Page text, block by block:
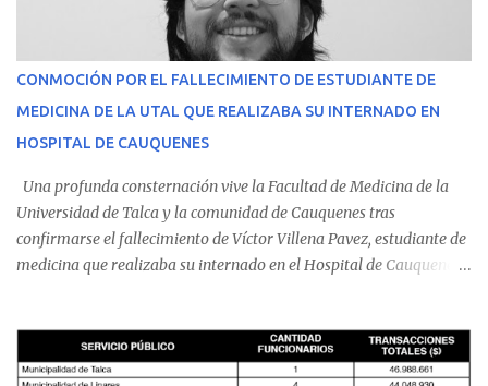
CONMOCIÓN POR EL FALLECIMIENTO DE ESTUDIANTE DE
MEDICINA DE LA UTAL QUE REALIZABA SU INTERNADO EN
HOSPITAL DE CAUQUENES
Una profunda consternación vive la Facultad de Medicina de la
Universidad de Talca y la comunidad de Cauquenes tras
confirmarse el fallecimiento de Víctor Villena Pavez, estudiante de
medicina que realizaba su internado en el Hospital de Cauquenes.
malestares físicos. Dada la complejidad de su estado de salud, el
equipo médico determinó su traslado de urgencia al Hospital